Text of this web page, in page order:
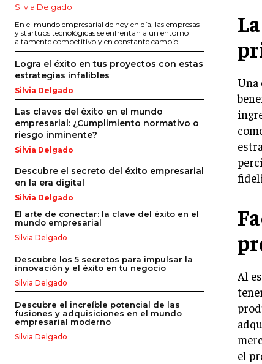
Silvia Delgado
En el mundo empresarial de hoy en día, las empresas
y startups tecnológicas se enfrentan a un entorno
altamente competitivo y en constante cambio....
Logra el éxito en tus proyectos con estas
estrategias infalibles
Silvia Delgado
Las claves del éxito en el mundo
empresarial: ¿Cumplimiento normativo o
riesgo inminente?
Silvia Delgado
Descubre el secreto del éxito empresarial
en la era digital
Silvia Delgado
El arte de conectar: la clave del éxito en el
mundo empresarial
Silvia Delgado
Descubre los 5 secretos para impulsar la
innovación y el éxito en tu negocio
Silvia Delgado
Descubre el increíble potencial de las
fusiones y adquisiciones en el mundo
empresarial moderno
Silvia Delgado
Una
Al
el